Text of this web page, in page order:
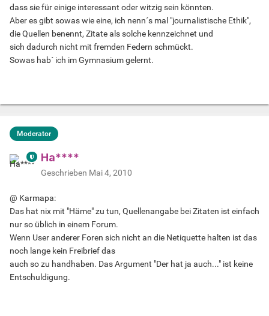
dass sie für einige interessant oder witzig sein könnten.
Aber es gibt sowas wie eine, ich nenn´s mal "journalistische Ethik",
die Quellen benennt, Zitate als solche kennzeichnet und
sich dadurch nicht mit fremden Federn schmückt.
Sowas hab´ ich im Gymnasium gelernt.
Moderator
Ha****
Geschrieben Mai 4, 2010
@ Karmapa:
Das hat nix mit "Häme" zu tun, Quellenangabe bei Zitaten ist einfach
nur so üblich in einem Forum.
Wenn User anderer Foren sich nicht an die Netiquette halten ist das
noch lange kein Freibrief das
auch so zu handhaben. Das Argument "Der hat ja auch..." ist keine
Entschuldigung.